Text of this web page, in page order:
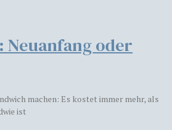
Neuanfang oder
machen: Es kostet immer mehr, als
ist